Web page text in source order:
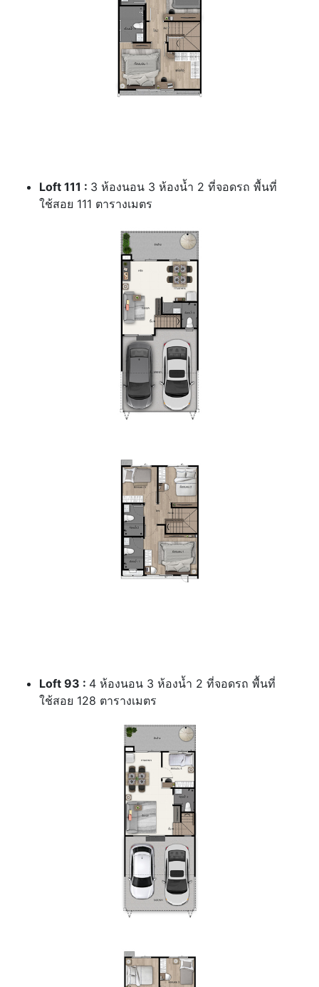
Loft 111 : 3 ห้องนอน 3 ห้องน้ำ 2 ที่จอดรถ พื้นที่
ใช้สอย 111 ตารางเมตร
Loft 93 : 4 ห้องนอน 3 ห้องน้ำ 2 ที่จอดรถ พื้นที่
ใช้สอย 128 ตารางเมตร